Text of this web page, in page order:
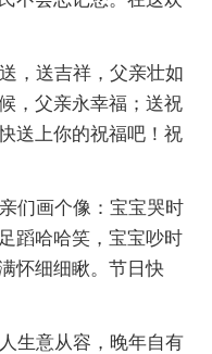
，送吉祥，父亲壮如
，父亲永幸福；送祝
送上你的祝福吧！祝
们画个像：宝宝哭时
蹈哈哈笑，宝宝吵时
怀细细瞅。节日快
生意从容，晚年自有